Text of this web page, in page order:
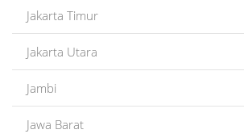
Jakarta Timur
Jakarta Utara
Jambi
Jawa Barat